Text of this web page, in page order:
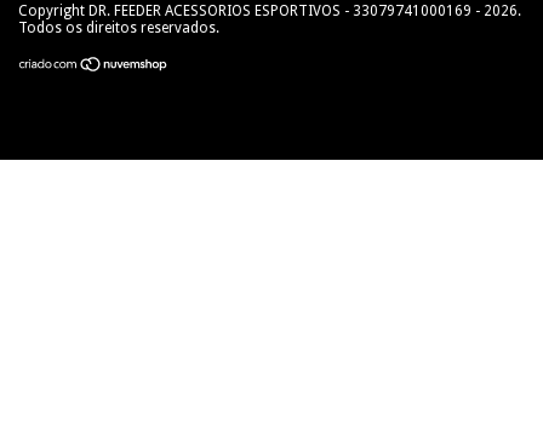
Copyright DR. FEEDER ACESSORIOS ESPORTIVOS - 33079741000169 - 2026.
Todos os direitos reservados.